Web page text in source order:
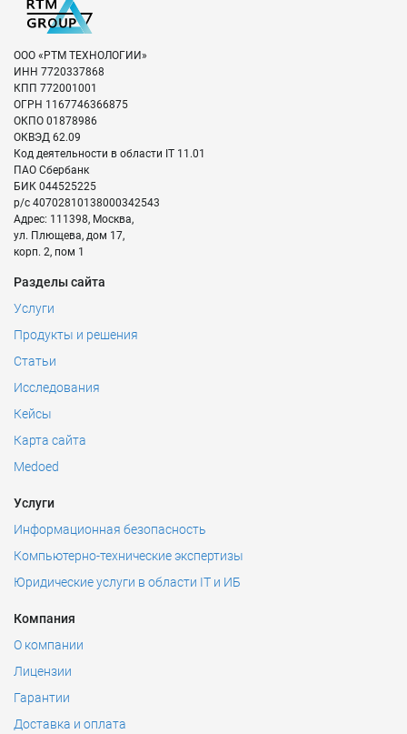
ООО «РТМ ТЕХНОЛОГИИ»
ИНН 7720337868
КПП 772001001
ОГРН 1167746366875
ОКПО 01878986
ОКВЭД 62.09
Код деятельности в области IT 11.01
ПАО Сбербанк
БИК 044525225
р/с 40702810138000342543
Адрес: 111398, Москва,
ул. Плющева, дом 17,
корп. 2, пом 1
Разделы сайта
Услуги
Продукты и решения
Статьи
Исследования
Кейсы
Карта сайта
Medoed
Услуги
Информационная безопасность
Компьютерно-технические экспертизы
Юридические услуги в области IT и ИБ
Компания
О компании
Лицензии
Гарантии
Доставка и оплата